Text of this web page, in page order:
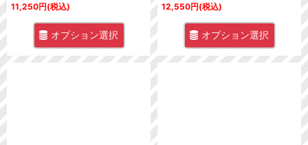
11,250円(税込)
オプション選択
12,550円(税込)
オプション選択